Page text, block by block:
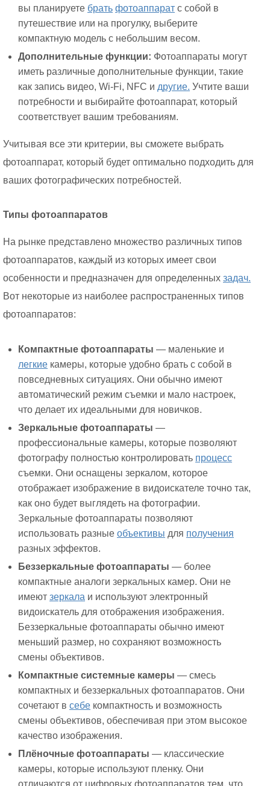
вы планируете брать фотоаппарат с собой в
путешествие или на прогулку, выберите
компактную модель с небольшим весом.
Дополнительные функции: Фотоаппараты могут
иметь различные дополнительные функции, такие
как запись видео, Wi-Fi, NFC и другие. Учтите ваши
потребности и выбирайте фотоаппарат, который
соответствует вашим требованиям.
Учитывая все эти критерии, вы сможете выбрать
фотоаппарат, который будет оптимально подходить для
ваших фотографических потребностей.
Типы фотоаппаратов
На рынке представлено множество различных типов
фотоаппаратов, каждый из которых имеет свои
особенности и предназначен для определенных задач.
Вот некоторые из наиболее распространенных типов
фотоаппаратов:
Компактные фотоаппараты — маленькие и
легкие камеры, которые удобно брать с собой в
повседневных ситуациях. Они обычно имеют
автоматический режим съемки и мало настроек,
что делает их идеальными для новичков.
Зеркальные фотоаппараты —
профессиональные камеры, которые позволяют
фотографу полностью контролировать процесс
съемки. Они оснащены зеркалом, которое
отображает изображение в видоискателе точно так,
как оно будет выглядеть на фотографии.
Зеркальные фотоаппараты позволяют
использовать разные объективы для получения
разных эффектов.
Беззеркальные фотоаппараты — более
компактные аналоги зеркальных камер. Они не
имеют зеркала и используют электронный
видоискатель для отображения изображения.
Беззеркальные фотоаппараты обычно имеют
меньший размер, но сохраняют возможность
смены объективов.
Компактные системные камеры — смесь
компактных и беззеркальных фотоаппаратов. Они
сочетают в себе компактность и возможность
смены объективов, обеспечивая при этом высокое
качество изображения.
Плёночные фотоаппараты — классические
камеры, которые используют пленку. Они